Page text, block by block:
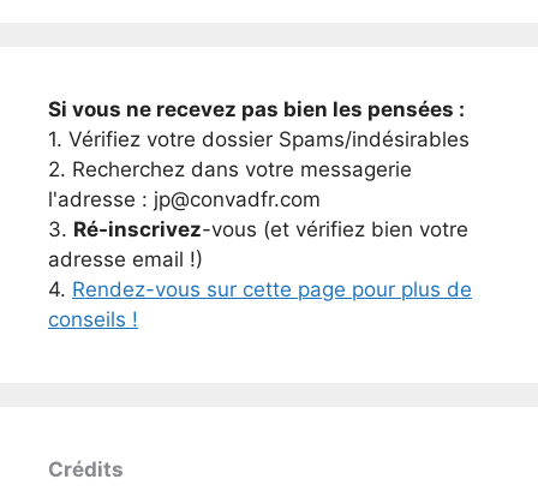
Si vous ne recevez pas bien les pensées :
1. Vérifiez votre dossier Spams/indésirables
2. Recherchez dans votre messagerie
l'adresse : jp@convadfr.com
3. Ré-inscrivez-vous (et vérifiez bien votre
adresse email !)
4. Rendez-vous sur cette page pour plus de
conseils !
Crédits